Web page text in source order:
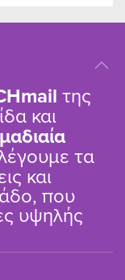
της
και
τα
και
που
υψηλής